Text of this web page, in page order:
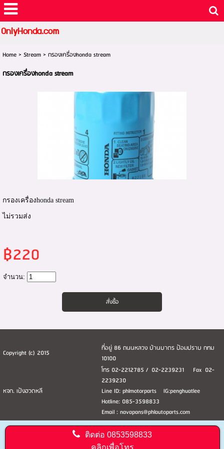
OnlyHonda.com
Home> Stream> กรองเครื่องhonda stream
กรองเครื่องhonda stream
กรองเครื่องhonda stream
ไม่รวมส่ง
฿220
จำนวน:
Copyright (c) 2015
ที่อยู่ 86 ถนนหลวง บ้านบาตร ป้อมปราบ กทม
10100
หจก. เป้งฮวดหลี
โทร 02-2212785 / 02-2239231 Fax 02-
2239230
Line ID: phlmotorparts IG:penghuatlee
Hotline: 085-3598833
Email : navapans@phlautoparts.com
ติดต่อ0853598833